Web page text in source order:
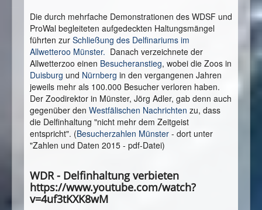
Die durch mehrfache Demonstrationen des WDSF und
ProWal begleiteten aufgedeckten Haltungsmängel
führten zur Schließung des Delfinariums im
Allwetteroo Münster. Danach verzeichnete der
Allwetterzoo einen Besucheranstieg, wobei die Zoos in
Duisburg und Nürnberg in den vergangenen Jahren
jeweils mehr als 100.000 Besucher verloren haben.
Der Zoodirektor in Münster, Jörg Adler, gab denn auch
gegenüber den Westfälischen Nachrichten zu, dass
die Delfinhaltung "nicht mehr dem Zeitgeist
entspricht". (Besucherzahlen Münster - dort unter
"Zahlen und Daten 2015 - pdf-Datei)
WDR - Delfinhaltung verbieten
https://www.youtube.com/watch?
v=4uf3tKXK8wM